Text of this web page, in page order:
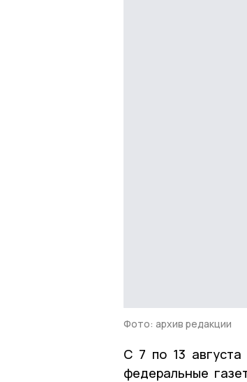
Фото: архив редакции
С 7 по 13 августа
федеральные